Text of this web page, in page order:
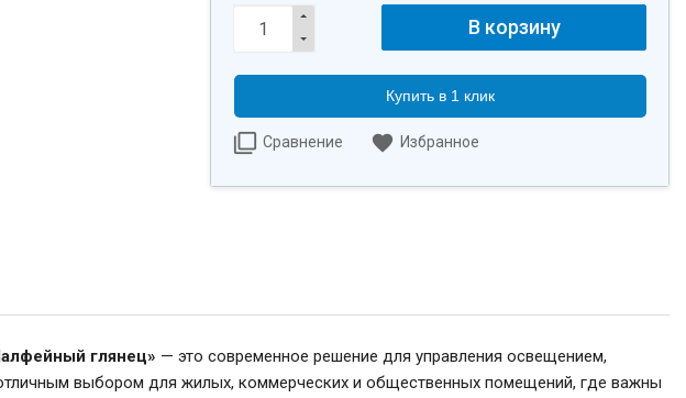
Купить в 1 клик
Сравнение Избранное
глянец» — это современное решение для управления освещением,
выбором для жилых, коммерческих и общественных помещений, где важны